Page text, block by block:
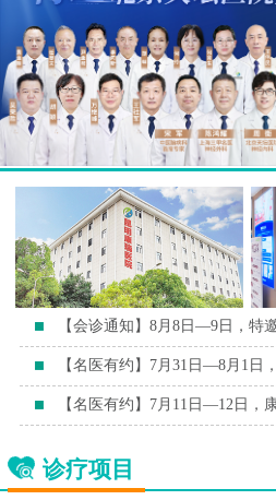
【会诊通知】8月8日—9日，特
【名医有约】7月31日—8月1日
【名医有约】7月11日—12日，
诊疗项目